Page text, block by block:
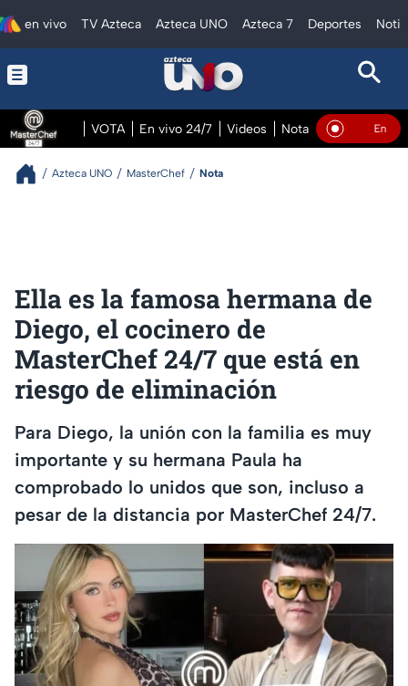
en vivo TV Azteca Azteca UNO Azteca 7 Deportes
VOTA En vivo 24/7 Videos Notas En vivoEn Vivo
Azteca UNO MasterChef Nota
Ella es la famosa hermana de
Diego, el cocinero de
MasterChef 24/7 que está en
riesgo de eliminación
Para Diego, la unión con la familia es muy
importante y su hermana Paula ha
comprobado lo unidos que son, incluso a
pesar de la distancia por MasterChef 24/7.